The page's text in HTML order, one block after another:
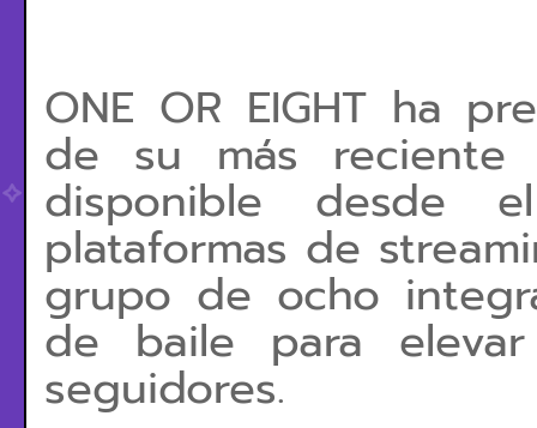
ONE OR EIGHT ha
de su más reciente
disponible desde
plataformas de
grupo de ocho
de baile para
seguidores.